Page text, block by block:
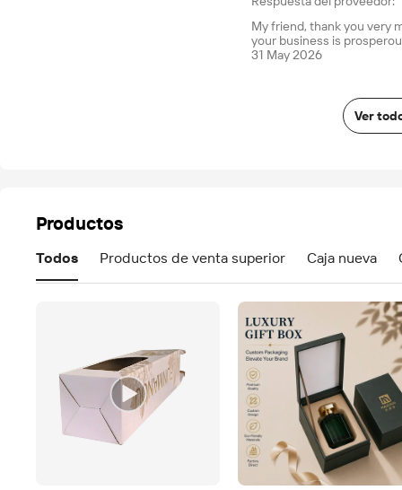
My friend, thank you very
your business is
31 May 2026
Ver
Productos
Todos Productos de venta superior Caja nueva